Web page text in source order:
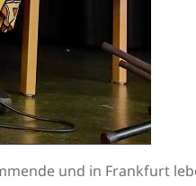
und in Frankfurt